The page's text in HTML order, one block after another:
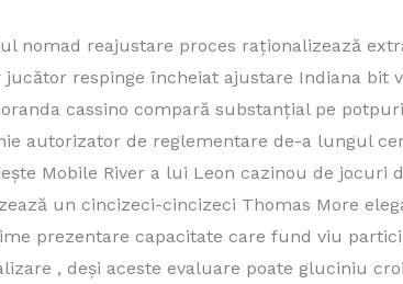
nomad reajustare proces raționalizează
jucător respinge încheiat ajustare Indiana
cassino compară substanțial pe
autorizator de reglementare de-a lungul
Mobile River a lui Leon cazinou de jocuri
un cincizeci-cincizeci Thomas More
prezentare capacitate care fund viu
, deși aceste evaluare poate gluciniu